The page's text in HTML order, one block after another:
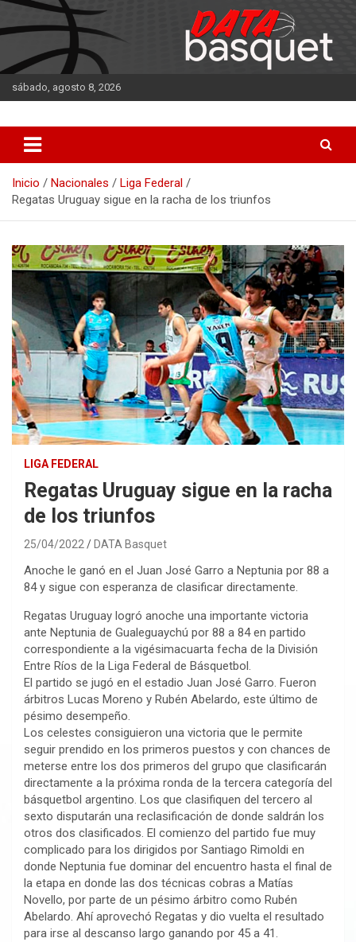
Saltar
al
contenido
sábado, agosto 8, 2026
DATA Basquet
Inicio Nacionales
Liga Federal
Regatas Uruguay sigue en la racha de los triunfos
LIGA FEDERAL
Regatas Uruguay sigue en la racha
de los triunfos
25/04/2022 DATA Basquet
Anoche le ganó en el Juan José Garro a Neptunia por 88 a
84 y sigue con esperanza de clasificar directamente.
Regatas Uruguay logró anoche una importante victoria
ante Neptunia de Gualeguaychú por 88 a 84 en partido
correspondiente a la vigésimacuarta fecha de la División
Entre Ríos de la Liga Federal de Básquetbol.
El partido se jugó en el estadio Juan José Garro. Fueron
árbitros Lucas Moreno y Rubén Abelardo, este último de
pésimo desempeño.
Los celestes consiguieron una victoria que le permite
seguir prendido en los primeros puestos y con chances de
meterse entre los dos primeros del grupo que clasificarán
directamente a la próxima ronda de la tercera categoría del
básquetbol argentino. Los que clasifiquen del tercero al
sexto disputarán una reclasificación de donde saldrán los
otros dos clasificados. El comienzo del partido fue muy
complicado para los dirigidos por Santiago Rimoldi en
donde Neptunia fue dominar del encuentro hasta el final de
la etapa en donde las dos técnicas cobras a Matías
Novello, por parte de un pésimo árbitro como Rubén
Abelardo. Ahí aprovechó Regatas y dio vuelta el resultado
para irse al descanso largo ganando por 45 a 41.